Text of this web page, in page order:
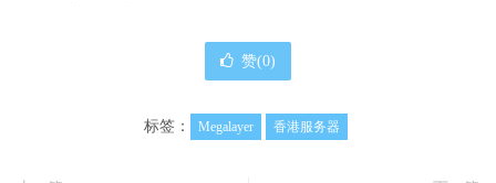
赞(0)
标签： Megalayer 香港服务器